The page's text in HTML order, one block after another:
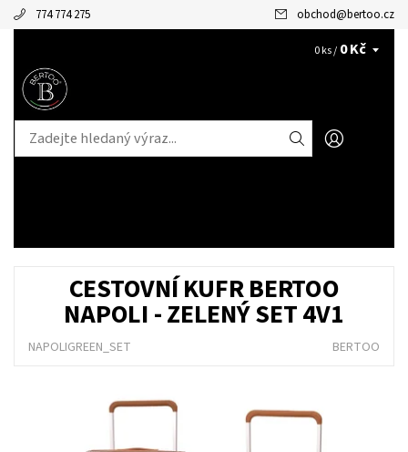
774 774 275 obchod@bertoo.cz
0 ks / 0 Kč
CESTOVNÍ KUFR BERTOO
NAPOLI - ZELENÝ SET 4V1
NAPOLIGREEN_SET BERTOO